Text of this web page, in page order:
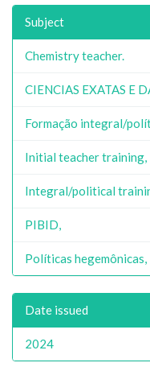
Subject
Chemistry teacher.
CIENCIAS EXATAS E
Formação integral/
Initial teacher training,
Integral/political
PIBID,
Políticas hegemônicas,
Date issued
2024